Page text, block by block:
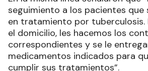
seguimiento a los pacientes que
en tratamiento por tuberculosis.
el domicilio, les hacemos los
correspondientes y se le
medicamentos indicados para
cumplir sus tratamientos”.